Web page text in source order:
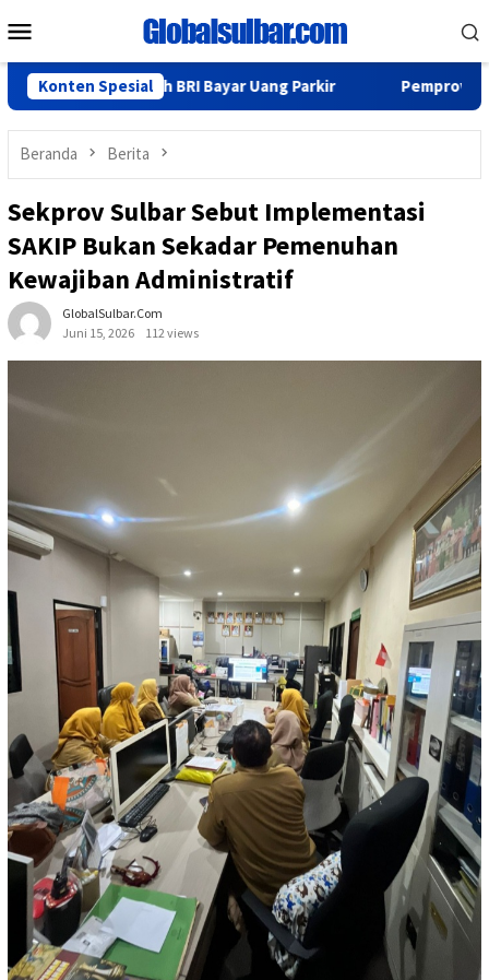
ke
Mobile
Konten Spesial
Nasabah BRI Bayar Uang Parkir Pemprov Sulbar
Beranda Berita
Sekprov Sulbar Sebut Implementasi
SAKIP Bukan Sekadar Pemenuhan
Kewajiban Administratif
GlobalSulbar.com
Juni 15, 2026
112 views